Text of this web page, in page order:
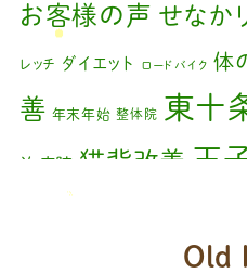
お客様の声 せなか
レッチ ダイエット ロードバイク 体
善 年末年始 整体院 東十
治療院 猫背改善 王
足の歪み改善
Old